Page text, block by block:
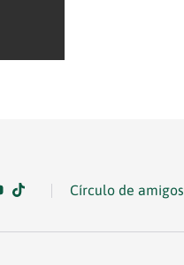
Círculo de amigos